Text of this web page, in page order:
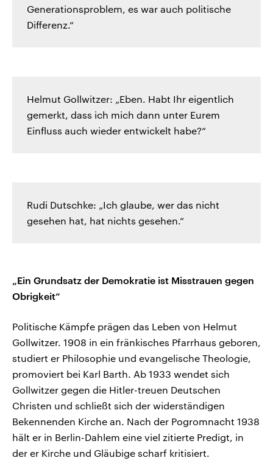
Generationsproblem, es war auch politische
Differenz.“
Helmut Gollwitzer: „Eben. Habt Ihr eigentlich
gemerkt, dass ich mich dann unter Eurem
Einfluss auch wieder entwickelt habe?“
Rudi Dutschke: „Ich glaube, wer das nicht
gesehen hat, hat nichts gesehen.“
„Ein Grundsatz der Demokratie ist Misstrauen gegen
Obrigkeit“
Politische Kämpfe prägen das Leben von Helmut
Gollwitzer. 1908 in ein fränkisches Pfarrhaus geboren,
studiert er Philosophie und evangelische Theologie,
promoviert bei Karl Barth. Ab 1933 wendet sich
Gollwitzer gegen die Hitler-treuen Deutschen
Christen und schließt sich der widerständigen
Bekennenden Kirche an. Nach der Pogromnacht 1938
hält er in Berlin-Dahlem eine viel zitierte Predigt, in
der er Kirche und Gläubige scharf kritisiert.